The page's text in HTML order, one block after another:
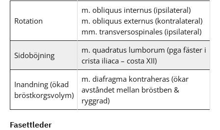
Rotation
m. obliquus internus (ipsilateral)
m. obliquus externus (kontralateral)
mm. transversospinales (ipsilateral)
Sidoböjning
m. quadratus lumborum (pga fäster i
crista iliaca – costa XII)
Inandning (ökad
bröstkorgsvolym)
m. diafragma kontraheras (ökar
avståndet mellan bröstben &
ryggrad)
Fasettleder